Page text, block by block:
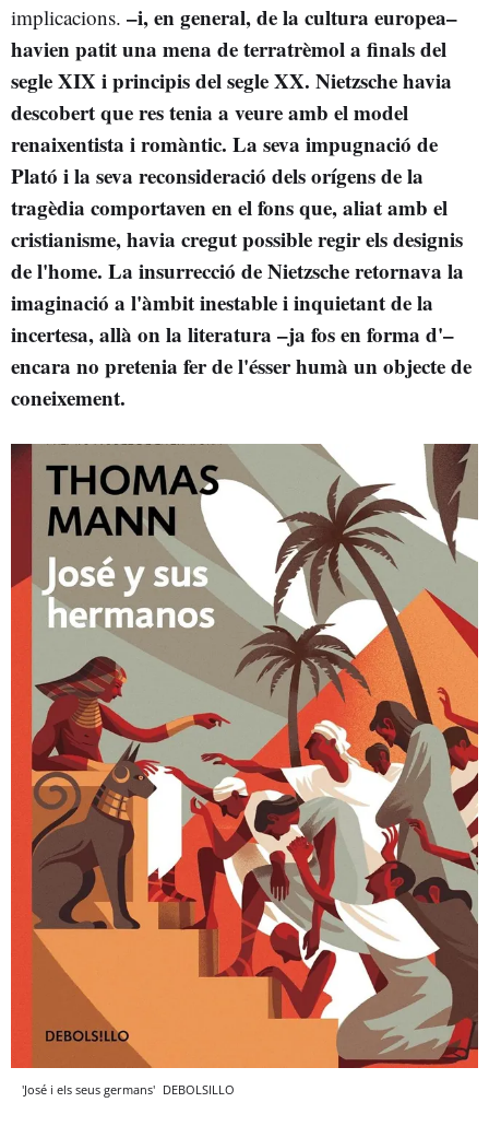
implicacions. –i, en general, de la cultura europea–
havien patit una mena de terratrèmol a finals del
segle XIX i principis del segle XX. Nietzsche havia
descobertque res tenia a veure amb el model
renaixentista i romàntic. La seva impugnació de
Plató i la seva reconsideració dels orígens de la
tragèdia comportaven en el fonsque, aliat amb el
cristianisme, havia cregut possible regir els designis
de l'home. La insurrecció de Nietzsche retornava la
imaginació a l'àmbit inestable i inquietant de la
incertesa, allà on la literatura –ja fos en forma d'–
encara no pretenia fer de l'ésser humà un objecte de
coneixement.
'José i els seus germans' DEBOLSILLO